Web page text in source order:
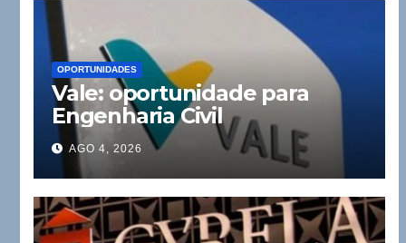
OPORTUNIDADES
Vale: oportunidade para
Engenharia Civil
AGO 4, 2026